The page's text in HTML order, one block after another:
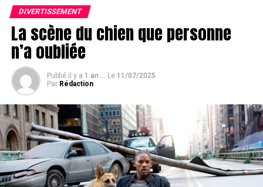
DIVERTISSEMENT
La scène du chien que personne
n’a oubliée
Publié il y a 1 an ... Le 11/07/2025
Par Rédaction